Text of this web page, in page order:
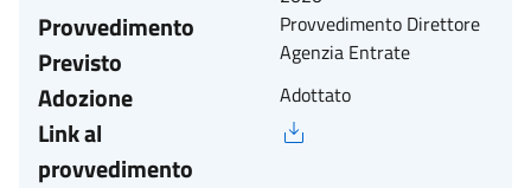
Provvedimento
Previsto
Provvedimento Direttore
Agenzia Entrate
Adozione Adottato
Link al
provvedimento